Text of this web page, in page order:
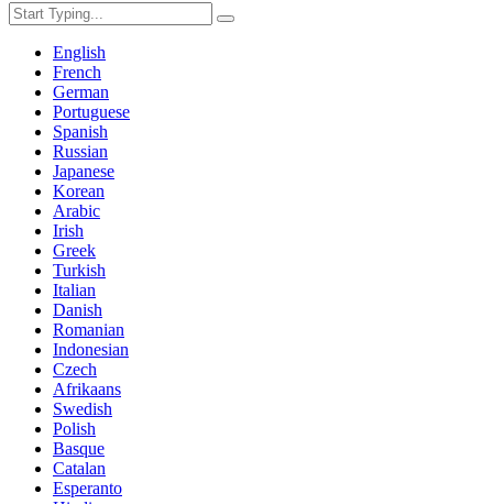
English
French
German
Portuguese
Spanish
Russian
Japanese
Korean
Arabic
Irish
Greek
Turkish
Italian
Danish
Romanian
Indonesian
Czech
Afrikaans
Swedish
Polish
Basque
Catalan
Esperanto